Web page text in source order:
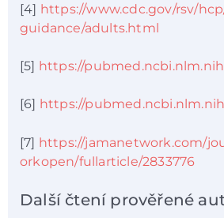
[4] https://www.cdc.gov/rsv/
guidance/adults.html
[5] https://
[6] https://
[7] https://jamanetwork.com/
orkopen/fullarticle/2833776
Další čtení prověřené